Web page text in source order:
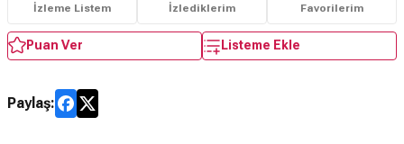
İzleme Listem İzlediklerim Favorilerim
Puan Ver Listeme Ekle
Paylaş: